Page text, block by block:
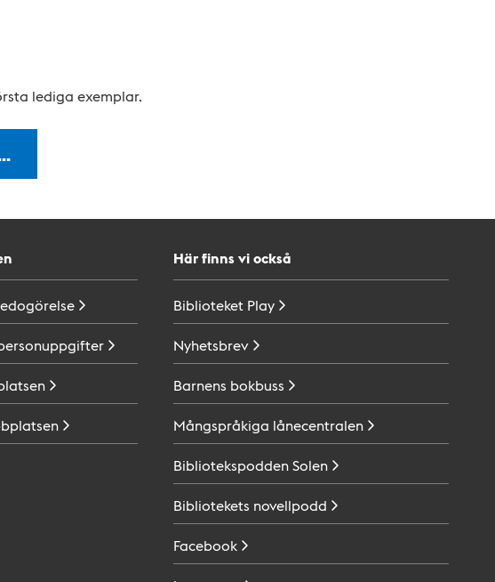
lediga exemplar.
Här finns vi också
Biblioteket Play
Nyhetsbrev
Barnens bokbuss
Mångspråkiga lånecentralen
BibliotekspoddenSolen
Bibliotekets novellpodd
Facebook